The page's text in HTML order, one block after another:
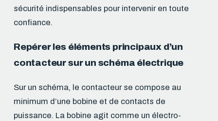
sécurité indispensables pour intervenir en toute
confiance.
Repérer les éléments principaux d’un
contacteur sur un schéma électrique
Sur un schéma, le contacteur se compose au
minimum d’une bobine et de contacts de
puissance. La bobine agit comme un électro-